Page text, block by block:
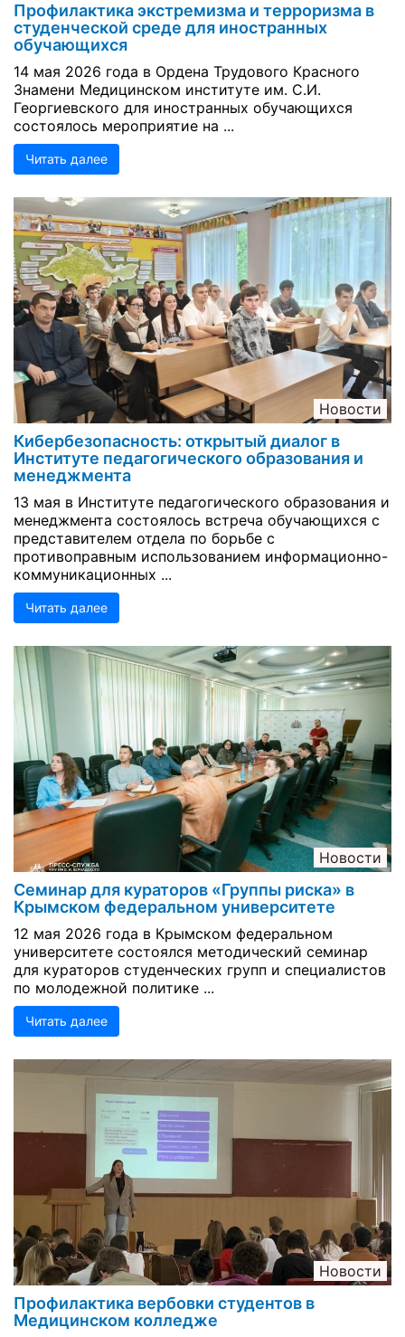
Профилактика экстремизма и терроризма в
студенческой среде для иностранных
обучающихся
14 мая 2026 года в Ордена Трудового Красного
Знамени Медицинском институте им. С.И.
Георгиевского для иностранных обучающихся
состоялось мероприятие на ...
Читать далее
Новости
Кибербезопасность: открытый диалог в
Институте педагогического образования и
менеджмента
13 мая в Институте педагогического образования и
менеджмента состоялось встреча обучающихся с
представителем отдела по борьбе с
противоправным использованием информационно-
коммуникационных ...
Читать далее
Новости
Семинар для кураторов «Группы риска» в
Крымском федеральном университете
12 мая 2026 года в Крымском федеральном
университете состоялся методический семинар
для кураторов студенческих групп и специалистов
по молодежной политике ...
Читать далее
Новости
Профилактика вербовки студентов в
Медицинском колледже